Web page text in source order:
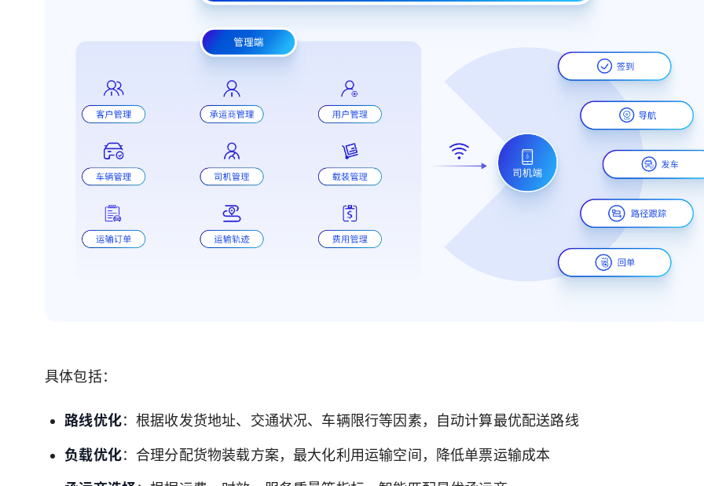
具体包括：
路线优化：根据收发货地址、交通状况、车辆限行等因素，自动计算最优配送路线
负载优化：合理分配货物装载方案，最大化利用运输空间，降低单票运输成本